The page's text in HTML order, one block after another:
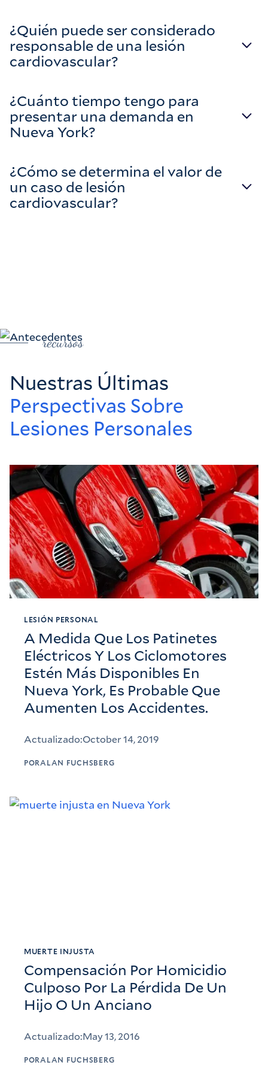
¿Quién puede ser considerado
responsable de una lesión
cardiovascular?
¿Cuánto tiempo tengo para
presentar una demanda en
Nueva York?
¿Cómo se determina el valor de
un caso de lesión
cardiovascular?
recursos
Nuestras Últimas
Perspectivas Sobre
Lesiones Personales
LESIÓN PERSONAL
A Medida Que Los Patinetes
Eléctricos Y Los Ciclomotores
Estén Más Disponibles En
Nueva York, Es Probable Que
Aumenten Los Accidentes.
Actualizado:October 14, 2019
PORALAN FUCHSBERG
MUERTE INJUSTA
Compensación Por Homicidio
Culposo Por La Pérdida De Un
Hijo O Un Anciano
Actualizado:May 13, 2016
PORALAN FUCHSBERG